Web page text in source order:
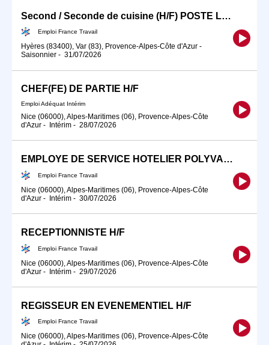
Second / Seconde de cuisine (H/F) POSTE LOGE (H/F) #TDFE2026
Emploi France Travail
Hyères (83400), Var (83), Provence-Alpes-Côte d'Azur -
Saisonnier - 31/07/2026
CHEF(FE) DE PARTIE H/F
Emploi Adéquat Intérim
Nice (06000), Alpes-Maritimes (06), Provence-Alpes-Côte
d'Azur - Intérim - 28/07/2026
EMPLOYE DE SERVICE HOTELIER POLYVALENT H/F
Emploi France Travail
Nice (06000), Alpes-Maritimes (06), Provence-Alpes-Côte
d'Azur - Intérim - 30/07/2026
RECEPTIONNISTE H/F
Emploi France Travail
Nice (06000), Alpes-Maritimes (06), Provence-Alpes-Côte
d'Azur - Intérim - 29/07/2026
REGISSEUR EN EVENEMENTIEL H/F
Emploi France Travail
Nice (06000), Alpes-Maritimes (06), Provence-Alpes-Côte